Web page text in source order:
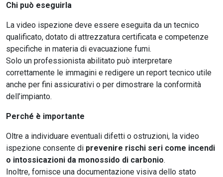
Chi può eseguirla
La video ispezione deve essere eseguita da un tecnico
qualificato, dotato di attrezzatura certificata e competenze
specifiche in materia di evacuazione fumi.
Solo un professionista abilitato può interpretare
correttamente le immagini e redigere un report tecnico utile
anche per fini assicurativi o per dimostrare la conformità
dell’impianto.
Perché è importante
Oltre a individuare eventuali difetti o ostruzioni, la video
ispezione consente di prevenire rischi seri come incendi
o intossicazioni da monossido di carbonio.
Inoltre, fornisce una documentazione visiva dello stato